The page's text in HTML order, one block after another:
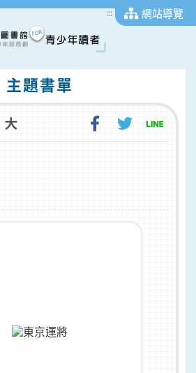
::: 網站導覽
主題書單